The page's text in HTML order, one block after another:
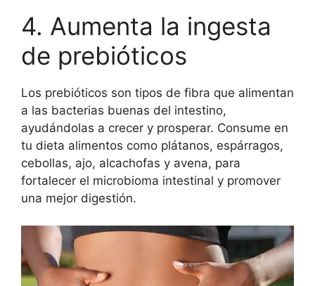
4. Aumenta la ingesta
de prebióticos
Los prebióticos son tipos de fibra que alimentan
a las bacterias buenas del intestino,
ayudándolas a crecer y prosperar. Consume en
tu dieta alimentos como plátanos, espárragos,
cebollas, ajo, alcachofas y avena, para
fortalecer el microbioma intestinal y promover
una mejor digestión.